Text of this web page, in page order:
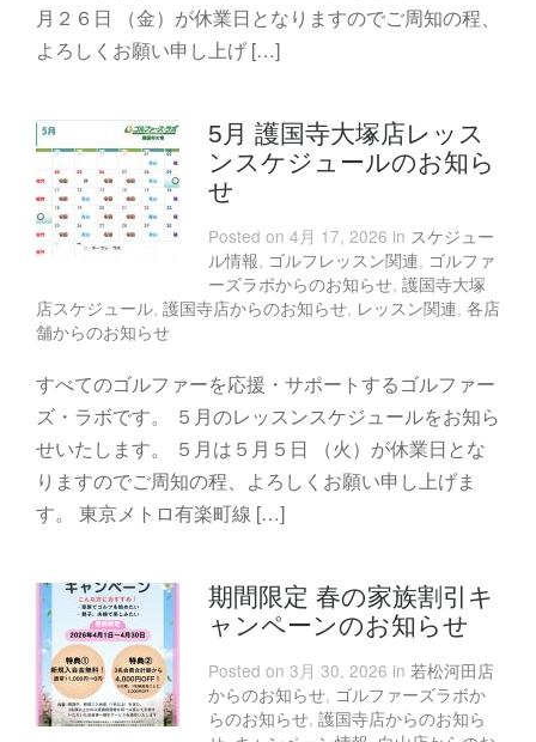
月２６日 （金）が休業日となりますのでご周知の程、
よろしくお願い申し上げ […]
5月 護国寺大塚店レッス
ンスケジュールのお知ら
せ
Posted on 4月 17, 2026 in スケジュー
ル情報, ゴルフレッスン関連, ゴルファ
ーズラボからのお知らせ, 護国寺大塚
店スケジュール, 護国寺店からのお知らせ, レッスン関連, 各店
舗からのお知らせ
すべてのゴルファーを応援・サポートするゴルファー
ズ・ラボです。 ５月のレッスンスケジュールをお知ら
せいたします。 ５月は５月５日 （火）が休業日とな
りますのでご周知の程、よろしくお願い申し上げま
す。 東京メトロ有楽町線 […]
期間限定 春の家族割引キ
ャンペーンのお知らせ
Posted on 3月 30, 2026 in 若松河田店
からのお知らせ, ゴルファーズラボか
らのお知らせ, 護国寺店からのお知ら